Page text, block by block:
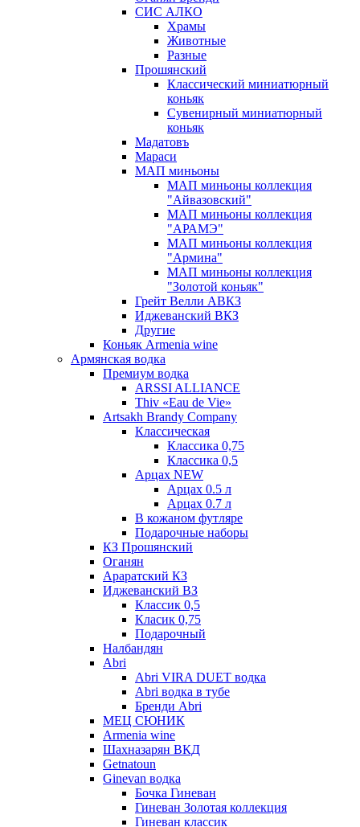
СИС АЛКО
Храмы
Животные
Разные
Прошянский
Классический миниатюрный
коньяк
Сувенирный миниатюрный
коньяк
Мадатовъ
Мараси
МАП миньоны
МАП миньоны коллекция
"Айвазовский"
МАП миньоны коллекция
"АРАМЭ"
МАП миньоны коллекция
"Армина"
МАП миньоны коллекция
"Золотой коньяк"
Грейт Велли АВКЗ
Иджеванский ВКЗ
Другие
Коньяк Armenia wine
Армянская водка
Премиум водка
ARSSI ALLIANCE
Thiv «Eau de Vie»
Artsakh Brandy Company
Классическая
Классика 0,75
Классика 0,5
Арцах NEW
Арцах 0.5 л
Арцах 0.7 л
В кожаном футляре
Подарочные наборы
КЗ Прошянский
Оганян
Араратский КЗ
Иджеванский ВЗ
Классик 0,5
Класик 0,75
Подарочный
Налбандян
Abri
Abri VIRA DUET водка
Abri водка в тубе
Бренди Abri
МЕЦ СЮНИК
Armenia wine
Шахназарян ВКД
Getnatoun
Ginevan водка
Бочка Гиневан
Гиневан Золотая коллекция
Гиневан классик